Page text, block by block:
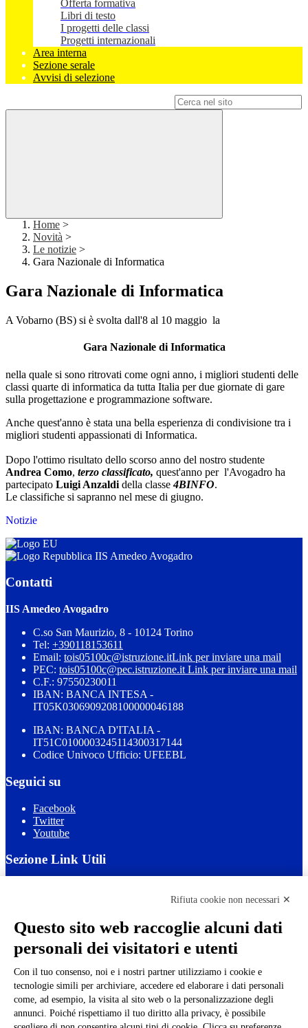
Offerta formativa
Libri di testo
I progetti delle classi
Progetti internazionali
Area interna
Sezione serale
Avvisi di selezione
Home >
Novità >
Le notizie >
Gara Nazionale di Informatica
Gara Nazionale di Informatica
A Vobarno (BS) si è svolta dall'8 al 10 maggio la
Gara Nazionale di Informatica
nella quale si sono ritrovati come ogni anno, i migliori studenti delle
classi quarte di informatica da tutta Italia per due giornate di gare
sulla progettazione e programmazione software.
Anche quest'anno è stata una bella esperienza di condivisione tra i
migliori studenti appassionati di Informatica.
Dopo l'ottimo risultato dello scorso anno del nostro studente
Andrea Como, terzo classificato, quest'anno per l'Avogadro ha
partecipato Luigi Anzaldi della classe4BINFO.
Le classifiche si sapranno nel mese di giugno.
Notizie
IIS Amedeo Avogadro
Contatti
IIS Amedeo Avogadro
C.so San Maurizio, 8 - 10124 Torino
Tel: +390118153611
Email: tois05100c@istruzione.itLink per inviare una mail
PEC: tois05100c@pec.istruzione.it Link per inviare una mail
C.F.: 97550230011
IBAN: BANCA INTESA -
IT05K0306909208100000046188
IBAN: BANCA D'ITALIA -
IT51C0100003245114300317144
Codice Univoco Ufficio: UFEEBL
Seguici su
Facebook
Twitter
Youtube
Sezione Link Utili
Ufficio Relazioni con il Pubblico
Dichiarazione di accessibilità
Obiettivi di accessibilità
Gestione consensi cookie
Amministrazione trasparente
Pagina visualizzata
1535 volte
Rifiuta cookie non necessari ✕
Questo sito web raccoglie alcuni dati
personali dei visitatori e utenti
Con il tuo consenso, noi e i nostri partner utilizziamo i cookie e
tecnologie simili per archiviare, accedere ed elaborare i dati personali
come, ad esempio, la visita al sito web o la personalizzazione degli
annunci. Poiché rispettiamo il tuo diritto alla privacy, è possibile